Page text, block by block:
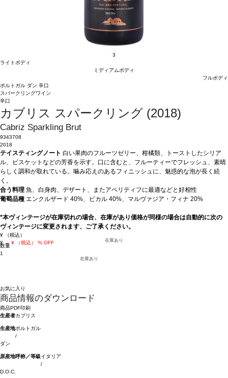
3
ライトボディ
ミディアムボディ
フルボディ
ポルトガル ダン 辛口
スパークリングワイン
辛口
カブリス スパークリング (2018)
Cabriz Sparkling Brut
9343708
2018
テイスティングノート 白い果肉のフルーツゼリー、柑橘類、トーストしたシリア
ル、ビスケットなどの芳香を示す。口に含むと、フルーティーでフレッシュ、素晴
らしく調和が取れている。噛み応えのあるフィニッシュに、魅惑的な泡が長く続
く。
合う料理 魚、白身肉、デザート、またアペリティフに最適などと好相性
葡萄品種 エンクルザード 40%、ビカル 40%、マルヴァジア・フィナ 20%
*本ヴィンテージが在庫切れの場合、在庫があり価格が同様の場合は自動的に次の
ヴィンテージに変更されます、ご了承ください。
¥
（税込）
¥ → ¥ （税込） % OFF 在庫あり
数量
1
在庫あり
お気に入り
商品情報のダウンロード
商品PDF印刷
生産者カブリス
生産地ポルトガル
/
ダン
原産地呼称／等級イタリア
/
D.O.C.